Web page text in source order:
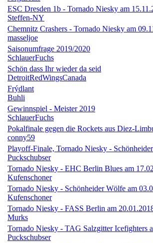
ESC Dresden 1b - Tornado Niesky am
Steffen-NY
Chemnitz Crashers - Tornado Niesky am
masseljoe
Saisonumfrage 2019/2020
SchlauerFuchs
Schön dass Ihr wieder da seid
DetroitRedWingsCanada
Frýdlant
Buhli
Gewinnspiel - Meister 2019
SchlauerFuchs
Pokalfinale gegen die Rockets aus Diez-
conny59
Playoff-Finale, Tornado Niesky -
Puckschubser
Tornado Niesky - EHC Berlin Blues am
Kufenschoner
Tornado Niesky - Schönheider Wölfe am
Kufenschoner
Tornado Niesky - FASS Berlin am
Murks
Tornado Niesky - TAG Salzgitter Icefighters
Puckschubser